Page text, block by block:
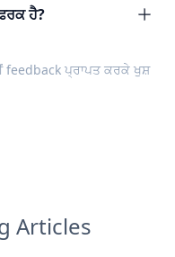
ਹੈ?
feedback ਪ੍ਰਾਪਤ ਕਰਕੇ ਖੁਸ਼
Articles